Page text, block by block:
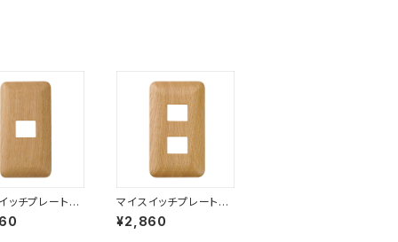
ッチプレート-
1連１口
マイスイッチプレート-
標準（H）1連2口
¥2,860